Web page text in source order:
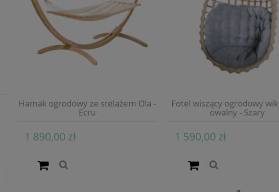
Hamak ogrodowy ze stelażem Ola -
Ecru
1 890,00 zł
Fotel wiszący ogrodowy
owalny - Szary
1 590,00 zł